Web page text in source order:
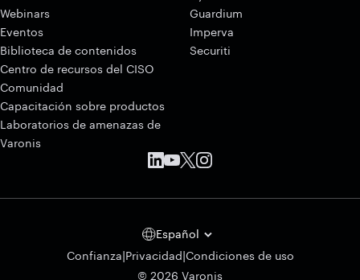
Webinars
Eventos
Biblioteca de contenidos
Centro de recursos del CISO
Comunidad
Capacitación sobre productos
Laboratorios de amenazas de
Varonis
Guardium
Imperva
Securiti
Español
Confianza|Privacidad|Condiciones de uso
© 2026 Varonis